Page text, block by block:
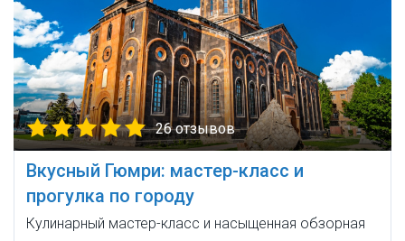
26 отзывов
Вкусный Гюмри: мастер-класс и
прогулка по городу
Кулинарный мастер-класс и насыщенная обзорная